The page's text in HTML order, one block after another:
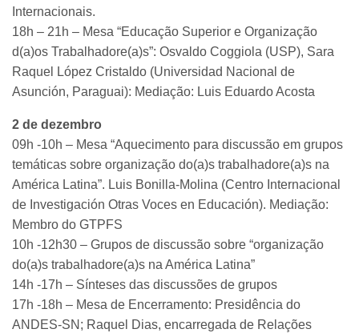
Internacionais.
18h – 21h – Mesa “Educação Superior e Organização
d(a)os Trabalhadore(a)s”: Osvaldo Coggiola (USP), Sara
Raquel López Cristaldo (Universidad Nacional de
Asunción, Paraguai): Mediação: Luis Eduardo Acosta
2 de dezembro
09h -10h – Mesa “Aquecimento para discussão em grupos
temáticas sobre organização do(a)s trabalhadore(a)s na
América Latina”. Luis Bonilla-Molina (Centro Internacional
de Investigación Otras Voces en Educación). Mediação:
Membro do GTPFS
10h -12h30 – Grupos de discussão sobre “organização
do(a)s trabalhadore(a)s na América Latina”
14h -17h – Sínteses das discussões de grupos
17h -18h – Mesa de Encerramento: Presidência do
ANDES-SN; Raquel Dias, encarregada de Relações